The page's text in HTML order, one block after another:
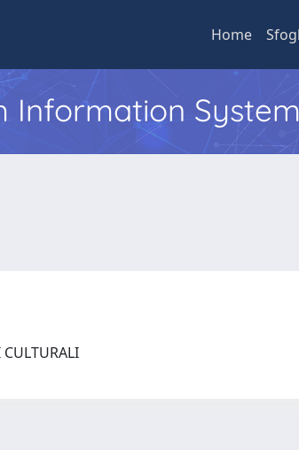
Home
Information System